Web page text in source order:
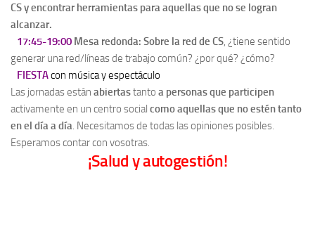
CS y encontrar herramientas para aquellas que no se logran
alcanzar.
17:45-19:00 Mesa redonda: Sobre la red de CS , ¿tiene sentido
generar una red/líneas de trabajo común? ¿por qué? ¿cómo?
FIESTAcon música y espectáculo
Las jornadas están abiertastanto a personas que participen
activamente en un centro social como aquellas que no estén tanto
en el día a día . Necesitamos de todas las opiniones posibles.
Esperamos contar con vosotras.
¡Salud y autogestión!